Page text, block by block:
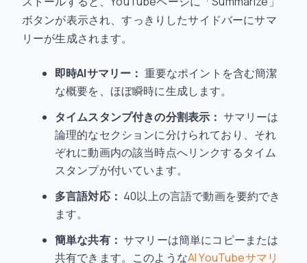
ボタンが表示され、すっきりしたサイドバーにサマ
リーが生成されます。
即時AIサマリー： 重要なポイントを含む簡潔
な概要を、ほぼ瞬時に生成します。
タイムスタンプ付きの分割表示： サマリーは
論理的なセクションに分けられており、それ
ぞれに動画内の該当時点へリンクするタイム
スタンプが付いています。
多言語対応： 40以上の言語で動画を要約でき
ます。
簡単な共有： サマリーは簡単にコピーまたは
共有できます。このようなAI YouTubeサマリ